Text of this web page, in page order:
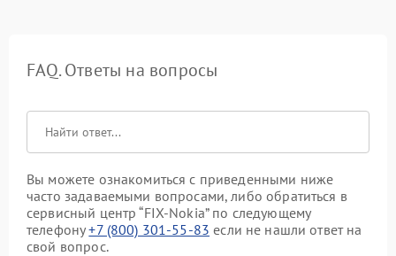
FAQ. Ответы на вопросы
Вы можете ознакомиться с приведенными ниже
часто задаваемыми вопросами, либо обратиться в
сервисный центр “FIX-Nokia” по следующему
телефону+7 (800) 301-55-83 если не нашли ответ на
свой вопрос.